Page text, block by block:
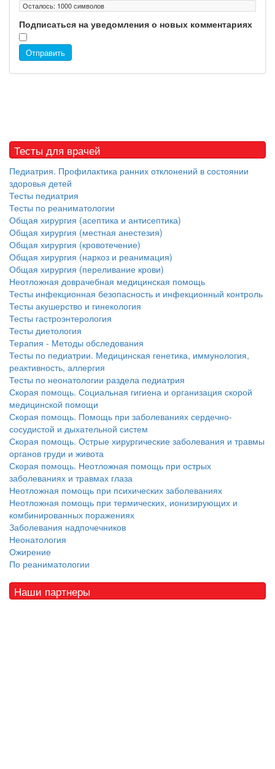
Осталось: 1000символов
Подписаться на уведомления о новых комментариях
Отправить
Тесты для врачей
Педиатрия. Профилактика ранних отклонений в состоянии
здоровья детей
Тесты педиатрия
Тесты по реаниматологии
Общая хирургия (асептика и антисептика)
Общая хирургия (местная анестезия)
Общая хирургия (кровотечение)
Общая хирургия (наркоз и реанимация)
Общая хирургия (переливание крови)
Неотложная доврачебная медицинская помощь
Тесты инфекционная безопасность и инфекционный контроль
Тесты акушерство и гинекология
Тесты гастроэнтерология
Тесты диетология
Терапия - Методы обследования
Тесты по педиатрии. Медицинская генетика, иммунология,
реактивность, аллергия
Тесты по неонатологии раздела педиатрия
Скорая помощь. Социальная гигиена и организация скорой
медицинской помощи
Скорая помощь. Помощь при заболеваниях сердечно-
сосудистой и дыхательной систем
Скорая помощь. Острые хирургические заболевания и травмы
органов груди и живота
Скорая помощь. Неотложная помощь при острых
заболеваниях и травмах глаза
Неотложная помощь при психических заболеваниях
Неотложная помощь при термических, ионизирующих и
комбинированных поражениях
Заболевания надпочечников
Неонатология
Ожирение
По реаниматологии
Наши партнеры